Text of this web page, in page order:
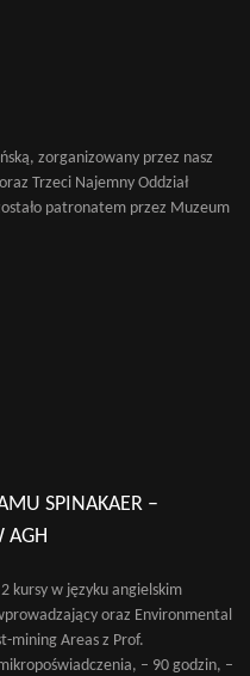
zorganizowany przez nasz
Trzeci Najemny Oddział
patronatem przez Muzeum
SPINAKAER –
AGH
kursy w języku angielskim
oraz Environmental
mining Areas z Prof.
– 90 godzin, –